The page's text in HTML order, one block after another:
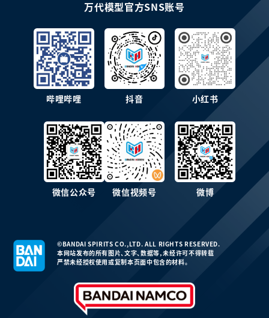
万代模型官方SNS账号
哔哩哔哩 抖音 小红书
微信公众号 微信视频号 微博
©BANDAI SPIRITS CO.,LTD. ALL RIGHTS RESERVED.
本网站发布的所有图片、文字、数据等，未经许可不得转载
严禁未经授权使用或复制本页面中包含的材料。